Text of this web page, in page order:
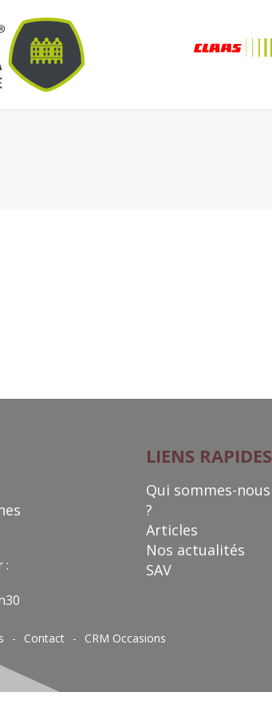
:
LIENS RAPIDES
Qui sommes-nous
?
Articles
Nos actualités
SAV
Contact CRM Occasions